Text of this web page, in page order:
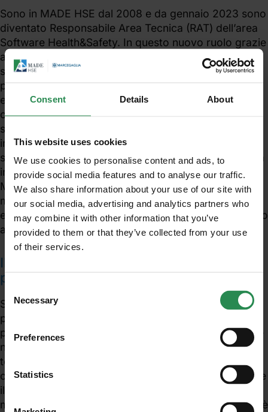
Consent Details About
This website uses cookies
We use cookies to personalise content and ads, to
provide social media features and to analyse our traffic.
We also share information about your use of our site with
our social media, advertising and analytics partners who
may combine it with other information that you’ve
provided to them or that they’ve collected from your use
of their services.
Selection
Necessary
Preferences
Statistics
Sono in MADE HSE dal 2008 e da gennaio 2023 sono
diventato Responsabile Area Tecnica (RAT) dell’area
Software Health&Safety. In questo nuovo ruolo grazie
all’esperienza acquisita negli anni mi occupo di dare
supporto tecnico e coordinare i colleghi per i servizi
pertinenti quali elaborazione dvr, audit legislativi,
ecc., oltre a coordinare le ditte esterne che stanno
collaborando con noi per garantire la continuità dei
servizi HSE sul Gruppo Marcegaglia. Il mio percorso
in azienda mi ha permesso di occuparmi di diversi
servizi riguardo tematiche di sicurezza sul lavoro, ma
in modo particolare sono specializzato in “Sicurezza
Macchine”, come la Marcatura CE di
macchine/impianti, verifica di conformità,
elaborazione manuali d’uso e fascicoli tecnici, ed altro
ancora.
Il tuo progetto a cui sei più legato e
perché?
Sicuramente la tematica che mi appartiene di più sia
per la specializzazione avuta negli anni in campo, sia
per interesse personale è la Sicurezza Macchine, che
negli ultimi anni ha rappresentato più del 80% del
tempo di lavoro, con tutti i servizi che ne
conseguono. La Sicurezza Macchine è probabilmente
il principale mezzo in grado di ridurre il numero di
morti e infortuni sul lavoro. Inoltre, in questo campo, è
Unisciti al mondo MadeHSE
obblighi, modifiche, prescrizioni in ambito tecnico